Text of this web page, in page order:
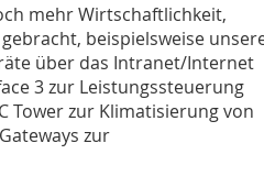
mehr Wirtschaftlichkeit,
beispielsweise
über das Intranet/Internet
3 zur Leistungssteuerung
Tower zur Klimatisierung von
zur